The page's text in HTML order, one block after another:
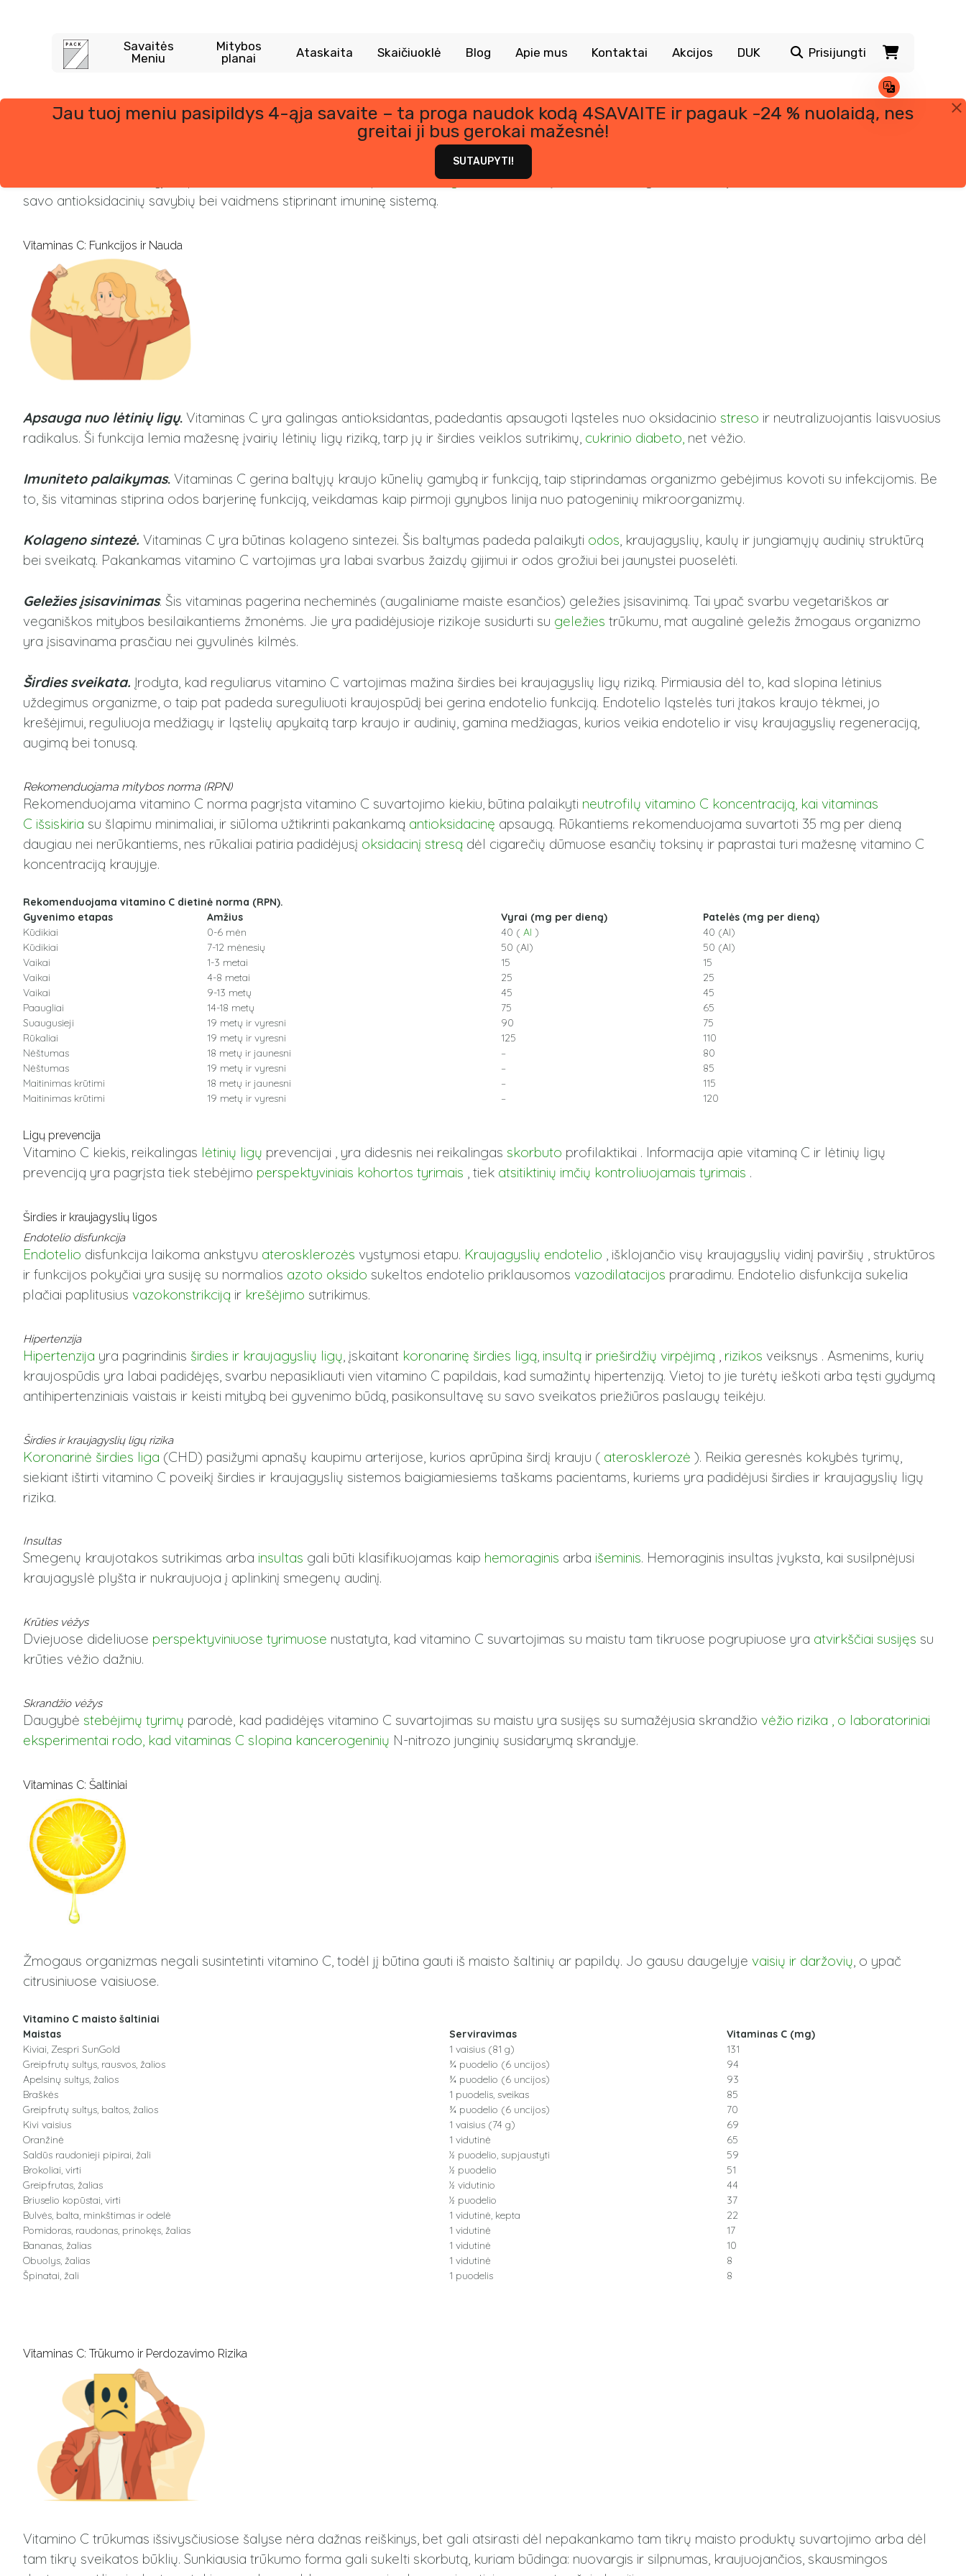
Savaitės
Meniu
Mitybos
planai
Ataskaita Skaičiuoklė Blog Apie mus Kontaktai Akcijos DUK Prisijungti
Jau tuoj meniu pasipildys 4-ąja savaite – ta proga naudok kodą 4SAVAITE ir pagauk -24 % nuolaidą, nes
greitai ji bus gerokai mažesnė!
SUTAUPYTI!
Vitaminas C
askorbo rūgštis.Jis būtinas įvairioms fiziologinėms funkcijoms, bet labiausiai žinomas dėl
savo antioksidacinių savybių bei vaidmens stiprinant imuninę sistemą.
Vitaminas C: Funkcijos ir Nauda
Apsauga nuo lėtinių ligų. Vitaminas C yra galingas antioksidantas, padedantis apsaugoti ląsteles nuo oksidacinio streso ir neutralizuojantis laisvuosius
radikalus. Ši funkcija lemia mažesnę įvairių lėtinių ligų riziką, tarp jų ir širdies veiklos sutrikimų, cukrinio diabeto, net vėžio.
Imuniteto palaikymas. Vitaminas C gerina baltųjų kraujo kūnelių gamybą ir funkciją, taip stiprindamas organizmo gebėjimus kovoti su infekcijomis. Be
to, šis vitaminas stiprina odos barjerinę funkciją, veikdamas kaip pirmoji gynybos linija nuo patogeninių mikroorganizmų.
Kolageno sintezė. Vitaminas C yra būtinas kolageno sintezei. Šis baltymas padeda palaikyti odos, kraujagyslių, kaulų ir jungiamųjų audinių struktūrą
bei sveikatą. Pakankamas vitamino C vartojimas yra labai svarbus žaizdų gijimui ir odos grožiui bei jaunystei puoselėti.
Geležies įsisavinimas. Šis vitaminas pagerina necheminės (augaliniame maiste esančios) geležies įsisavinimą. Tai ypač svarbu vegetariškos ar
veganiškos mitybos besilaikantiems žmonėms. Jie yra padidėjusioje rizikoje susidurti su geležies trūkumu, mat augalinė geležis žmogaus organizmo
yra įsisavinama prasčiau nei gyvulinės kilmės.
Širdies sveikata. Įrodyta, kad reguliarus vitamino C vartojimas mažina širdies bei kraujagyslių ligų riziką. Pirmiausia dėl to, kad slopina lėtinius
uždegimus organizme, o taip pat padeda sureguliuoti kraujospūdį bei gerina endotelio funkciją. Endotelio ląstelės turi įtakos kraujo tėkmei, jo
krešėjimui, reguliuoja medžiagų ir ląstelių apykaitą tarp kraujo ir audinių, gamina medžiagas, kurios veikia endotelio ir visų kraujagyslių regeneraciją,
augimą bei tonusą.
Rekomenduojama mitybos norma (RPN)
Rekomenduojama vitamino C norma pagrįsta vitamino C suvartojimo kiekiu, būtina palaikyti neutrofilų vitamino C koncentraciją, kai vitaminas
C išsiskiria su šlapimu minimaliai, ir siūloma užtikrinti pakankamą antioksidacinę apsaugą. Rūkantiems rekomenduojama suvartoti 35 mg per dieną
daugiau nei nerūkantiems, nes rūkaliai patiria padidėjusį oksidacinį stresą dėl cigarečių dūmuose esančių toksinų ir paprastai turi mažesnę vitamino C
koncentraciją kraujyje.
Rekomenduojama vitamino C dietinė norma (RPN).
Gyvenimo etapas
Amžius Vyrai (mg per dieną)
Patelės (mg per dieną)
Kūdikiai
0-6 mėn 40 ( AI )
40 (AI)
Kūdikiai
7-12 mėnesių 50 (AI)
50 (AI)
Vaikai
1-3 metai 15
15
Vaikai
4-8 metai 25
25
Vaikai
9-13 metų 45
45
Paaugliai
14-18 metų 75
65
Suaugusieji
19 metų ir vyresni 90
75
Rūkaliai
19 metų ir vyresni 125
110
Nėštumas
18 metų ir jaunesni –
80
Nėštumas
19 metų ir vyresni –
85
Maitinimas krūtimi
18 metų ir jaunesni –
115
Maitinimas krūtimi
19 metų ir vyresni – 120
Ligų prevencija
Vitamino C kiekis, reikalingas lėtinių ligų prevencijai , yra didesnis nei reikalingas skorbuto profilaktikai . Informacija apie vitaminą C ir lėtinių ligų
prevenciją yra pagrįsta tiek stebėjimo perspektyviniais kohortos tyrimais , tiek atsitiktinių imčių kontroliuojamais tyrimais .
Širdies ir kraujagyslių ligos
Endotelio disfunkcija
Endotelio disfunkcija laikoma ankstyvu aterosklerozės vystymosi etapu. Kraujagyslių endotelio , išklojančio visų kraujagyslių vidinį paviršių , struktūros
ir funkcijos pokyčiai yra susiję su normalios azoto oksido sukeltos endotelio priklausomos vazodilatacijos praradimu. Endotelio disfunkcija sukelia
plačiai paplitusius vazokonstrikciją ir krešėjimo sutrikimus.
Hipertenzija
Hipertenzija yra pagrindinis širdies ir kraujagyslių ligų , įskaitant koronarinę širdies ligą insultą ir prieširdžių virpėjimą rizikos veiksnys . Asmenims, kurių
kraujospūdis yra labai padidėjęs, svarbu nepasikliauti vien vitamino C papildais, kad sumažintų hipertenziją. Vietoj to jie turėtų ieškoti arba tęsti gydymą
antihipertenziniais vaistais ir keisti mitybą bei gyvenimo būdą, pasikonsultavę su savo sveikatos priežiūros paslaugų teikėju.
Širdies ir kraujagyslių ligų rizika
Koronarinė širdies liga (CHD) pasižymi apnašų kaupimu arterijose, kurios aprūpina širdį krauju ( aterosklerozė ). Reikia geresnės kokybės tyrimų,
siekiant ištirti vitamino C poveikį širdies ir kraujagyslių sistemos baigiamiesiems taškams pacientams, kuriems yra padidėjusi širdies ir kraujagyslių ligų
rizika.
Insultas
Smegenų kraujotakos sutrikimas arba insultas gali būti klasifikuojamas kaip hemoraginis arba išeminis. Hemoraginis insultas įvyksta, kai susilpnėjusi
kraujagyslė plyšta ir nukraujuoja į aplinkinį smegenų audinį.
Krūties vėžys
Dviejuose dideliuose perspektyviniuose tyrimuose nustatyta, kad vitamino C suvartojimas su maistu tam tikruose pogrupiuose yra atvirkščiai susijęs su
krūties vėžio dažniu.
Skrandžio vėžys
Daugybė stebėjimų tyrimų parodė, kad padidėjęs vitamino C suvartojimas su maistu yra susijęs su sumažėjusia skrandžio vėžio rizika , o laboratoriniai
eksperimentai rodo, kad vitaminas C slopina kancerogeninių N-nitrozo junginių susidarymą skrandyje.
Vitaminas C: Šaltiniai
Žmogaus organizmas negali susintetinti vitamino C, todėl jį būtina gauti iš maisto šaltinių ar papildų. Jo gausu daugelyje vaisių ir daržovių, o ypač
citrusiniuose vaisiuose.
Vitamino C maisto šaltiniai
Maistas
Serviravimas
Vitaminas C (mg)
Kiviai, Zespri SunGold
1 vaisius (81 g)
131
Greipfrutų sultys, rausvos, žalios
¾ puodelio (6 uncijos)
94
Apelsinų sultys, žalios
¾ puodelio (6 uncijos)
93
Braškės
1 puodelis, sveikas
85
Greipfrutų sultys, baltos, žalios
¾ puodelio (6 uncijos)
70
Kivi vaisius
1 vaisius (74 g)
69
Oranžinė
1 vidutinė
65
Saldūs raudonieji pipirai, žali
½ puodelio, supjaustyti
59
Brokoliai, virti
½ puodelio
51
Greipfrutas, žalias
½ vidutinio
44
Briuselio kopūstai, virti
½ puodelio
37
Bulvės, balta, minkštimas ir odelė
1 vidutinė, kepta
22
Pomidoras, raudonas, prinokęs, žalias
1 vidutinė
17
Bananas, žalias
1 vidutinė
10
Obuolys, žalias
1 vidutinė
8
Špinatai, žali
1 puodelis 8
Vitaminas C: Trūkumo ir Perdozavimo Rizika
Vitamino C trūkumas išsivysčiusiose šalyse nėra dažnas reiškinys, bet gali atsirasti dėl nepakankamo tam tikrų maisto produktų suvartojimo arba dėl
tam tikrų sveikatos būklių. Sunkiausia trūkumo forma gali sukelti skorbutą, kuriam būdinga: nuovargis ir silpnumas, kraujuojančios, skausmingos